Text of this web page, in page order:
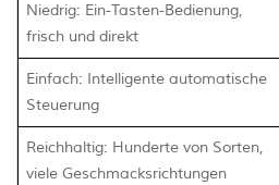
Niedrig: Ein-Tasten-Bedienung,
frisch und direkt
Einfach: Intelligente automatische
Steuerung
Reichhaltig: Hunderte von Sorten,
viele Geschmacksrichtungen